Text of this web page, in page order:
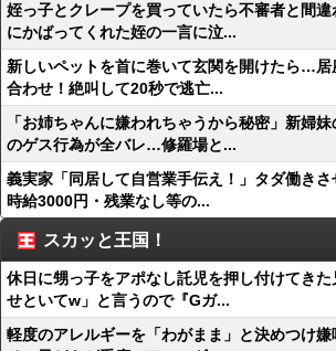
姪っ子とクレープを買っていたら不審者と間
にかばってくれた姪の一言に泣...
新しいペットを首に巻いて玄関を開けたら…
合わせ！絶叫して20秒で逃亡...
「お姉ちゃんに嫌われちゃうから秘密」新婦
のゲス行為が全バレ…修羅場と...
義実家「同居して自営業手伝え！」タダ働き
時給3000円・残業なし等の...
スカッと王国！
休日に甥っ子をアポなし託児を押し付けてき
せといてw」と言うので『Gガ...
軽度のアレルギーを「わがまま」と決めつけ嫌